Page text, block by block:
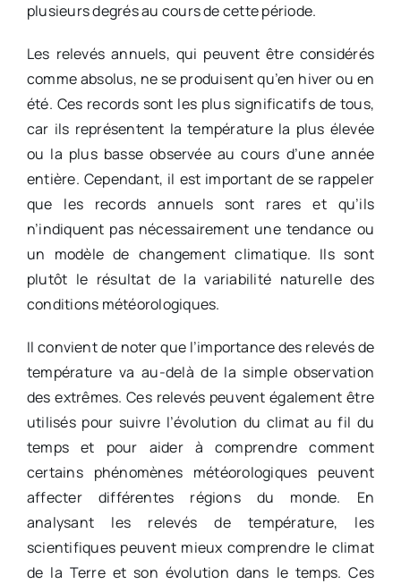
plusieurs degrés au cours de cette période.
Les relevés annuels, qui peuvent être considérés
comme absolus, ne se produisent qu’en hiver ou en
été. Ces records sont les plus significatifs de tous,
car ils représentent la température la plus élevée
ou la plus basse observée au cours d’une année
entière. Cependant, il est important de se rappeler
que les records annuels sont rares et qu’ils
n’indiquent pas nécessairement une tendance ou
un modèle de changement climatique. Ils sont
plutôt le résultat de la variabilité naturelle des
conditions météorologiques.
Il convient de noter que l’importance des relevés de
température va au-delà de la simple observation
des extrêmes. Ces relevés peuvent également être
utilisés pour suivre l’évolution du climat au fil du
temps et pour aider à comprendre comment
certains phénomènes météorologiques peuvent
affecter différentes régions du monde. En
analysant les relevés de température, les
scientifiques peuvent mieux comprendre le climat
de la Terre et son évolution dans le temps. Ces